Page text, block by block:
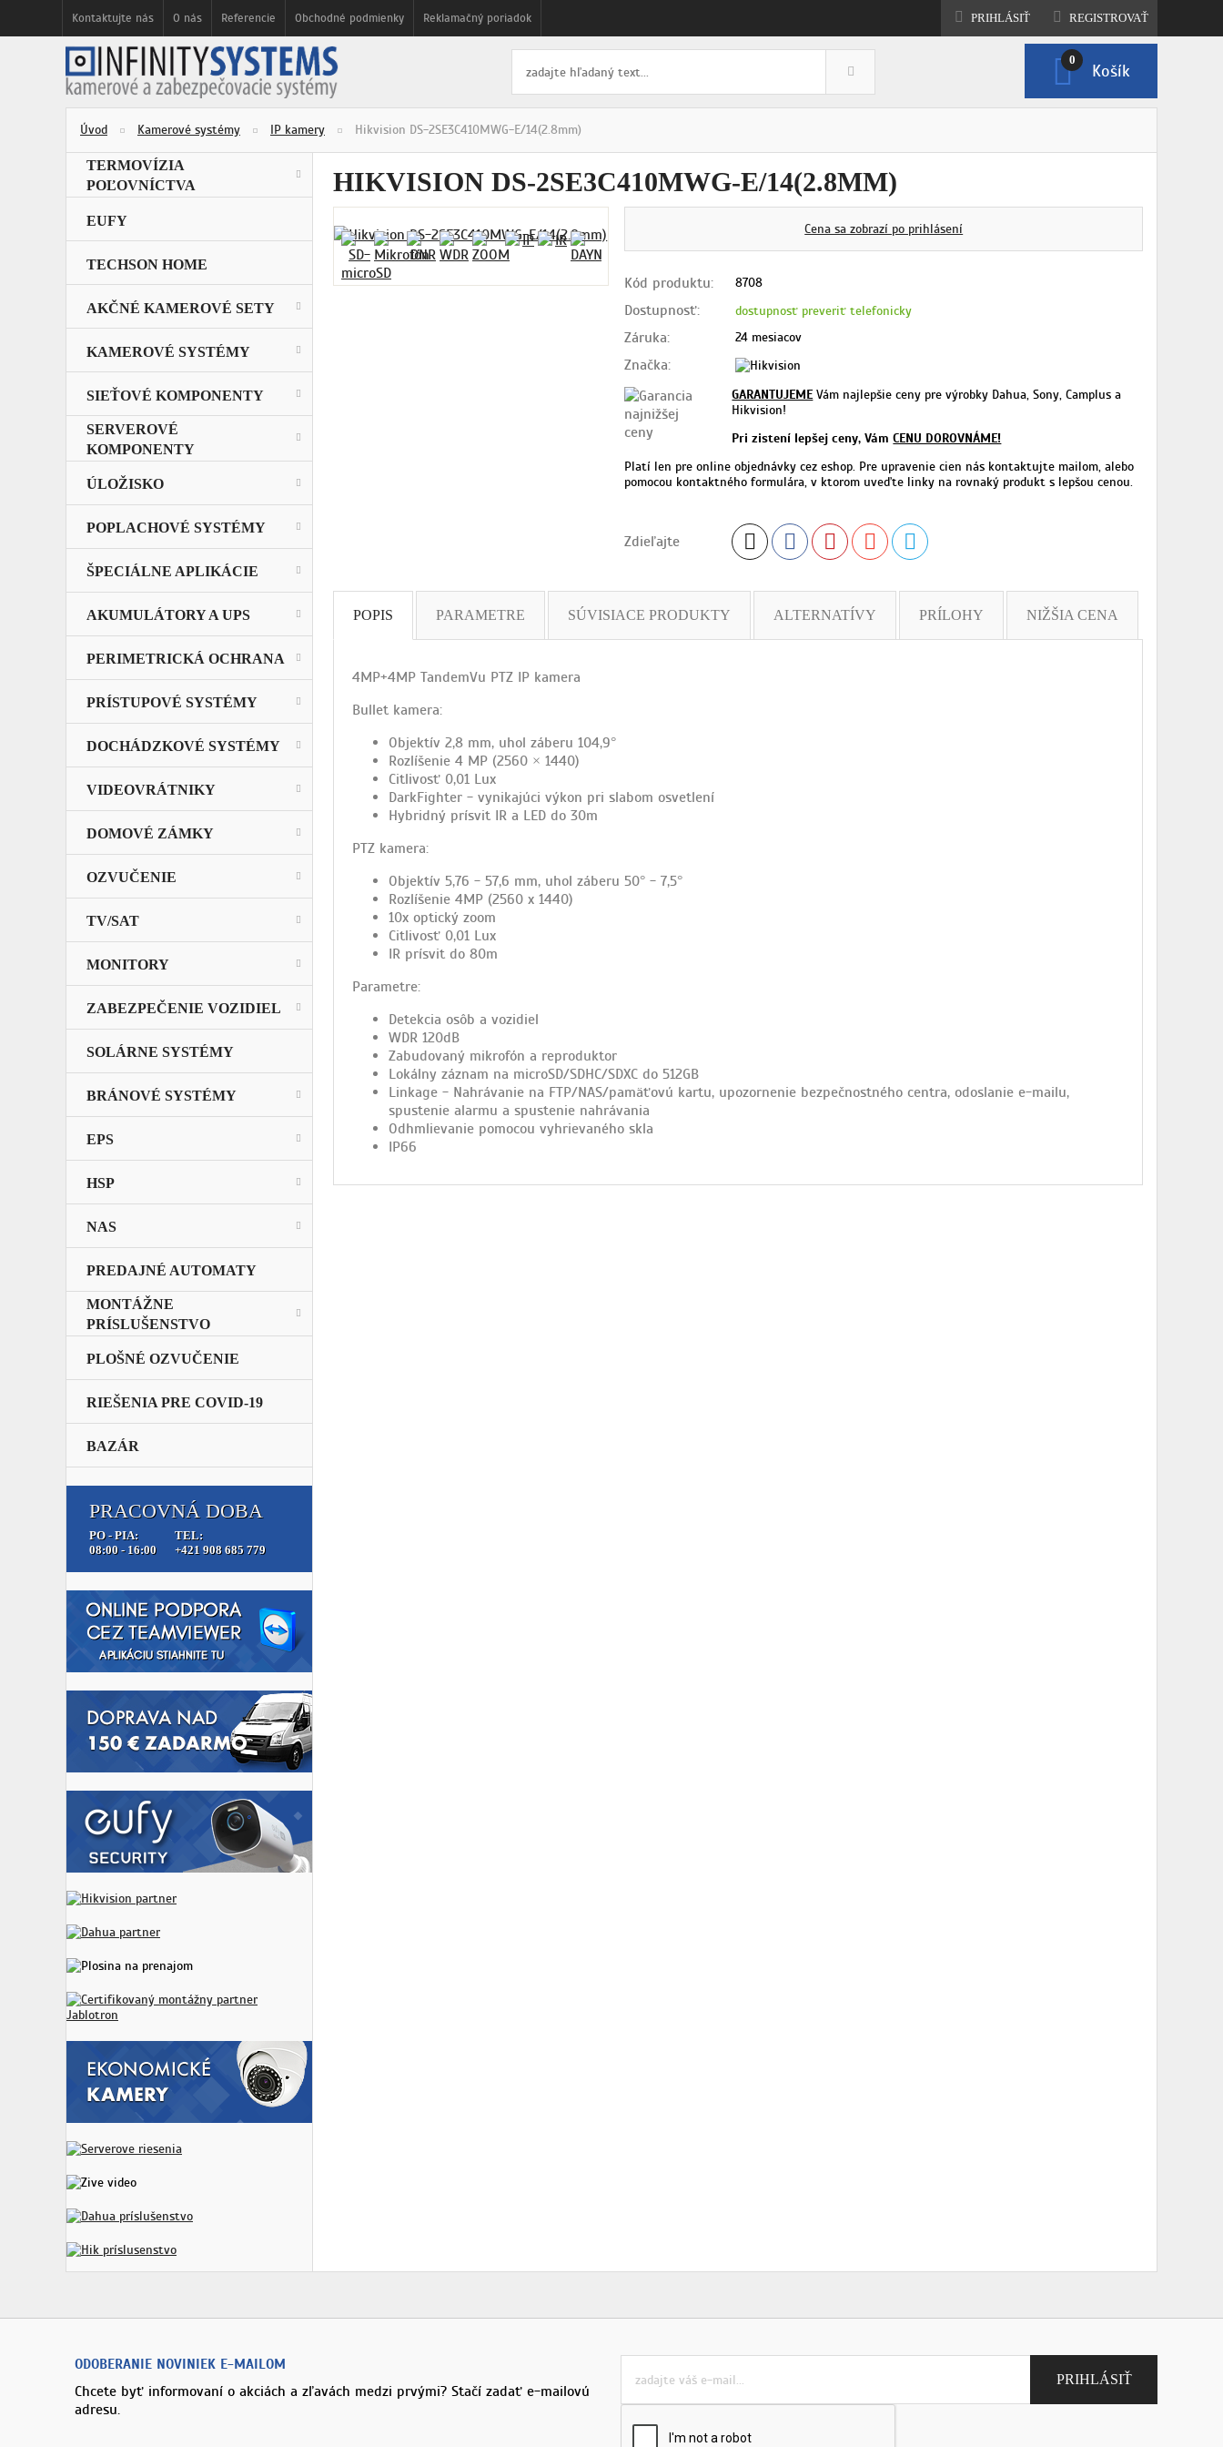
Kontaktujte nás O nás Referencie Obchodné podmienky Reklamačný poriadok PRIHLÁSIŤ REGISTROVAŤ
0
Košík
Úvod Kamerové systémy IP kamery Hikvision DS-2SE3C410MWG-E/14(2.8mm)
TERMOVÍZIA
POĽOVNÍCTVA
EUFY
TECHSON HOME
AKČNÉ KAMEROVÉ SETY
KAMEROVÉ SYSTÉMY
SIEŤOVÉ KOMPONENTY
SERVEROVÉ
KOMPONENTY
ÚLOŽISKO
POPLACHOVÉ SYSTÉMY
ŠPECIÁLNE APLIKÁCIE
AKUMULÁTORY A UPS
PERIMETRICKÁ OCHRANA
PRÍSTUPOVÉ SYSTÉMY
DOCHÁDZKOVÉ SYSTÉMY
VIDEOVRÁTNIKY
DOMOVÉ ZÁMKY
OZVUČENIE
TV/SAT
MONITORY
ZABEZPEČENIE VOZIDIEL
SOLÁRNE SYSTÉMY
BRÁNOVÉ SYSTÉMY
EPS
HSP
NAS
PREDAJNÉ AUTOMATY
MONTÁŽNE
PRÍSLUŠENSTVO
PLOŠNÉ OZVUČENIE
RIEŠENIA PRE COVID-19
BAZÁR
PRACOVNÁ DOBA
PO - PIA:
08:00 - 16:00
TEL:
+421 908 685 779
HIKVISION DS-2SE3C410MWG-E/14(2.8MM)
Cena sa zobrazí po prihlásení
Kód produktu: 8708
Dostupnosť: dostupnosť preveriť telefonicky
Záruka: 24 mesiacov
Značka:
GARANTUJEME Vám najlepšie ceny pre výrobky Dahua, Sony, Camplus a
Hikvision!
Pri zistení lepšej ceny, Vám CENU DOROVNÁME!
Platí len pre online objednávky cez eshop. Pre upravenie cien nás kontaktujte mailom, alebo
pomocou kontaktného formulára, v ktorom uveďte linky na rovnaký produkt s lepšou cenou.
Zdieľajte
POPIS PARAMETRE SÚVISIACE PRODUKTY ALTERNATÍVY PRÍLOHY NIŽŠIA CENA
4MP+4MP TandemVu PTZ IP kamera
Bullet kamera:
Objektív 2,8 mm, uhol záberu 104,9°
Rozlíšenie 4 MP (2560 × 1440)
Citlivosť 0,01 Lux
DarkFighter - vynikajúci výkon pri slabom osvetlení
Hybridný prísvit IR a LED do 30m
PTZ kamera:
Objektív 5,76 - 57,6 mm, uhol záberu 50° - 7,5°
Rozlíšenie 4MP (2560 x 1440)
10x optický zoom
Citlivosť 0,01 Lux
IR prísvit do 80m
Parametre:
Detekcia osôb a vozidiel
WDR 120dB
Zabudovaný mikrofón a reproduktor
Lokálny záznam na microSD/SDHC/SDXC do 512GB
Linkage - Nahrávanie na FTP/NAS/pamäťovú kartu, upozornenie bezpečnostného centra, odoslanie e-mailu,
spustenie alarmu a spustenie nahrávania
Odhmlievanie pomocou vyhrievaného skla
IP66
ODOBERANIE NOVINIEK E-MAILOM
Chcete byť informovaní o akciách a zľavách medzi prvými? Stačí zadať e-mailovú
adresu.